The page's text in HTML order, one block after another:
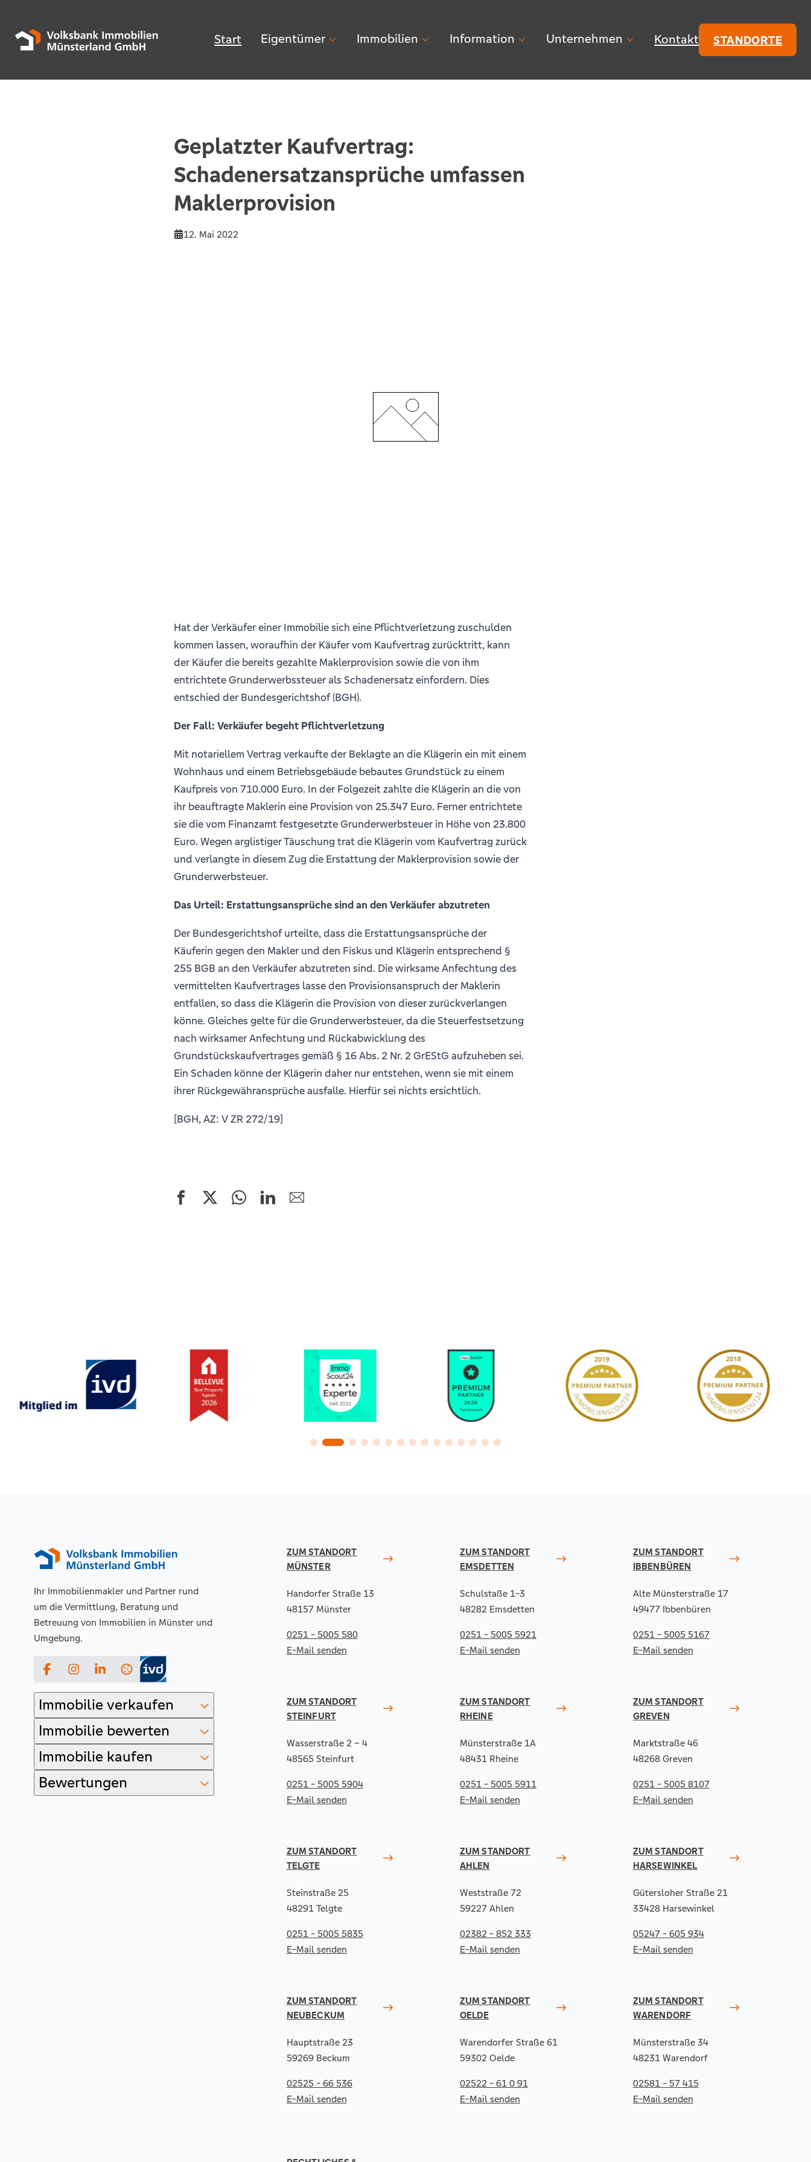
Start Eigentümer Immobilien Information Unternehmen Kontakt STANDORTE
Geplatzter Kaufvertrag:
Schadenersatzansprüche umfassen
Maklerprovision
12. Mai 2022
Hat der Verkäufer einer Immobilie sich eine Pflichtverletzung zuschulden
kommen lassen, woraufhin der Käufer vom Kaufvertrag zurücktritt, kann
der Käufer die bereits gezahlte Maklerprovision sowie die von ihm
entrichtete Grunderwerbssteuer als Schadenersatz einfordern. Dies
entschied der Bundesgerichtshof (BGH).
Der Fall: Verkäufer begeht Pflichtverletzung
Mit notariellem Vertrag verkaufte der Beklagte an die Klägerin ein mit einem
Wohnhaus und einem Betriebsgebäude bebautes Grundstück zu einem
Kaufpreis von 710.000 Euro. In der Folgezeit zahlte die Klägerin an die von
ihr beauftragte Maklerin eine Provision von 25.347 Euro. Ferner entrichtete
sie die vom Finanzamt festgesetzte Grunderwerbsteuer in Höhe von 23.800
Euro. Wegen arglistiger Täuschung trat die Klägerin vom Kaufvertrag zurück
und verlangte in diesem Zug die Erstattung der Maklerprovision sowie der
Grunderwerbsteuer.
Das Urteil: Erstattungsansprüche sind an den Verkäufer abzutreten
Der Bundesgerichtshof urteilte, dass die Erstattungsansprüche der
Käuferin gegen den Makler und den Fiskus und Klägerin entsprechend §
255 BGB an den Verkäufer abzutreten sind. Die wirksame Anfechtung des
vermittelten Kaufvertrages lasse den Provisionsanspruch der Maklerin
entfallen, so dass die Klägerin die Provision von dieser zurückverlangen
könne. Gleiches gelte für die Grunderwerbsteuer, da die Steuerfestsetzung
nach wirksamer Anfechtung und Rückabwicklung des
Grundstückskaufvertrages gemäß § 16 Abs. 2 Nr. 2 GrEStG aufzuheben sei.
Ein Schaden könne der Klägerin daher nur entstehen, wenn sie mit einem
ihrer Rückgewähransprüche ausfalle. Hierfür sei nichts ersichtlich.
[BGH, AZ: V ZR 272/19]
Ihr Immobilienmakler und Partner rund
um die Vermittlung, Beratung und
Betreuung von Immobilien in Münster und
Umgebung.
FacebookInstagramLinkedIn
Immobilie verkaufen
Immobilie bewerten
Immobilie kaufen
Bewertungen
ZUM STANDORT
MÜNSTER
Handorfer Straße 13
48157 Münster
0251 - 5005 580
E-Mail senden
ZUM STANDORT
EMSDETTEN
Schulstaße 1-3
48282 Emsdetten
0251 - 5005 5921
E-Mail senden
ZUM STANDORT
IBBENBÜREN
Alte Münsterstraße 17
49477 Ibbenbüren
0251 - 5005 5167
E-Mail senden
ZUM STANDORT
STEINFURT
Wasserstraße 2 – 4
48565 Steinfurt
0251 - 5005 5904
E-Mail senden
ZUM STANDORT
RHEINE
Münsterstraße 1A
48431 Rheine
0251 - 5005 5911
E-Mail senden
ZUM STANDORT
GREVEN
Marktstraße 46
48268 Greven
0251 - 5005 8107
E-Mail senden
ZUM STANDORT
TELGTE
Steinstraße 25
48291 Telgte
0251 - 5005 5835
E-Mail senden
ZUM STANDORT
AHLEN
Weststraße 72
59227 Ahlen
02382 - 852 333
E-Mail senden
ZUM STANDORT
HARSEWINKEL
Gütersloher Straße 21
33428 Harsewinkel
05247 - 605 934
E-Mail senden
ZUM STANDORT
NEUBECKUM
Hauptstraße 23
59269 Beckum
02525 - 66 536
E-Mail senden
ZUM STANDORT
OELDE
Warendorfer Straße 61
59302 Oelde
02522 - 61 0 91
E-Mail senden
ZUM STANDORT
WARENDORF
Münsterstraße 34
48231 Warendorf
02581 - 57 415
E-Mail senden